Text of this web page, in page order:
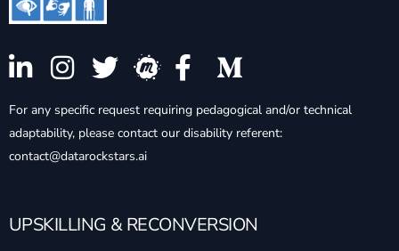
For any specific request requiring pedagogical and/or technical
adaptability, please contact our disability referent:
contact@datarockstars.ai
UPSKILLING & RECONVERSION